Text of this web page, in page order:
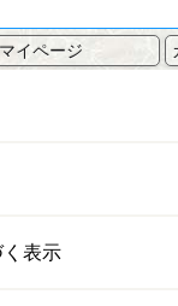
マイページ
表示